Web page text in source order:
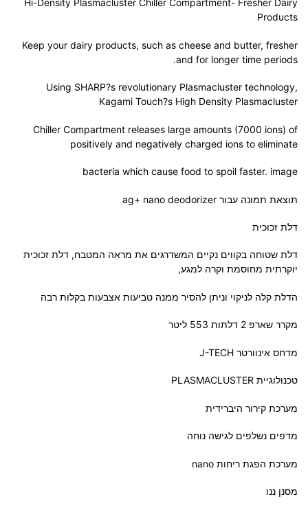
Hi-Density Plasmacluster Chiller Compartment- Fresher Dairy
Products
Keep your dairy products, such as cheese and butter, fresher
and for longer time periods.
Using SHARP?s revolutionary Plasmacluster technology,
Kagami Touch?s High Density Plasmacluster
Chiller Compartment releases large amounts (7000 ions) of
positively and negatively charged ions to eliminate
bacteria which cause food to spoil faster. image
תוצאת תמונה עבור ‪ag+ nano deodorizer‬‏
דלת זכוכית
דלת שטוחה בקווים נקיים המשדרגים את מראה המטבח, דלת זכוכית
יוקרתית מחוסמת וקרה למגע,
הדלת קלה לניקוי וניתן להסיר ממנה טביעות אצבעות בקלות רבה
מקרר שארפ 2 דלתות 553 ליטר
מדחס אינוורטר J-TECH
טכנולוגיית PLASMACLUSTER
מערכת קירור היברידית
מדפים נשלפים לגישה נוחה
מערכת הפגת ריחות nano
מסנן ננו